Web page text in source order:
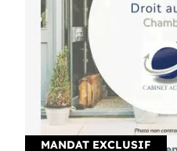
MANDAT EXCLUSIF